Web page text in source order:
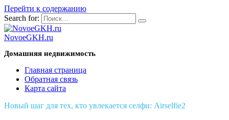
Перейти к содержанию
Search for:
NovoeGKH.ru
Домашняя недвижимость
Главная страница
Обратная связь
Карта сайта
Новый шаг для тех, кто увлекается селфи: Airselfie2